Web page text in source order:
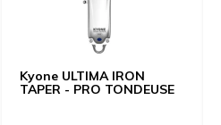
Kyone ULTIMA IRON
TAPER - PRO TONDEUSE